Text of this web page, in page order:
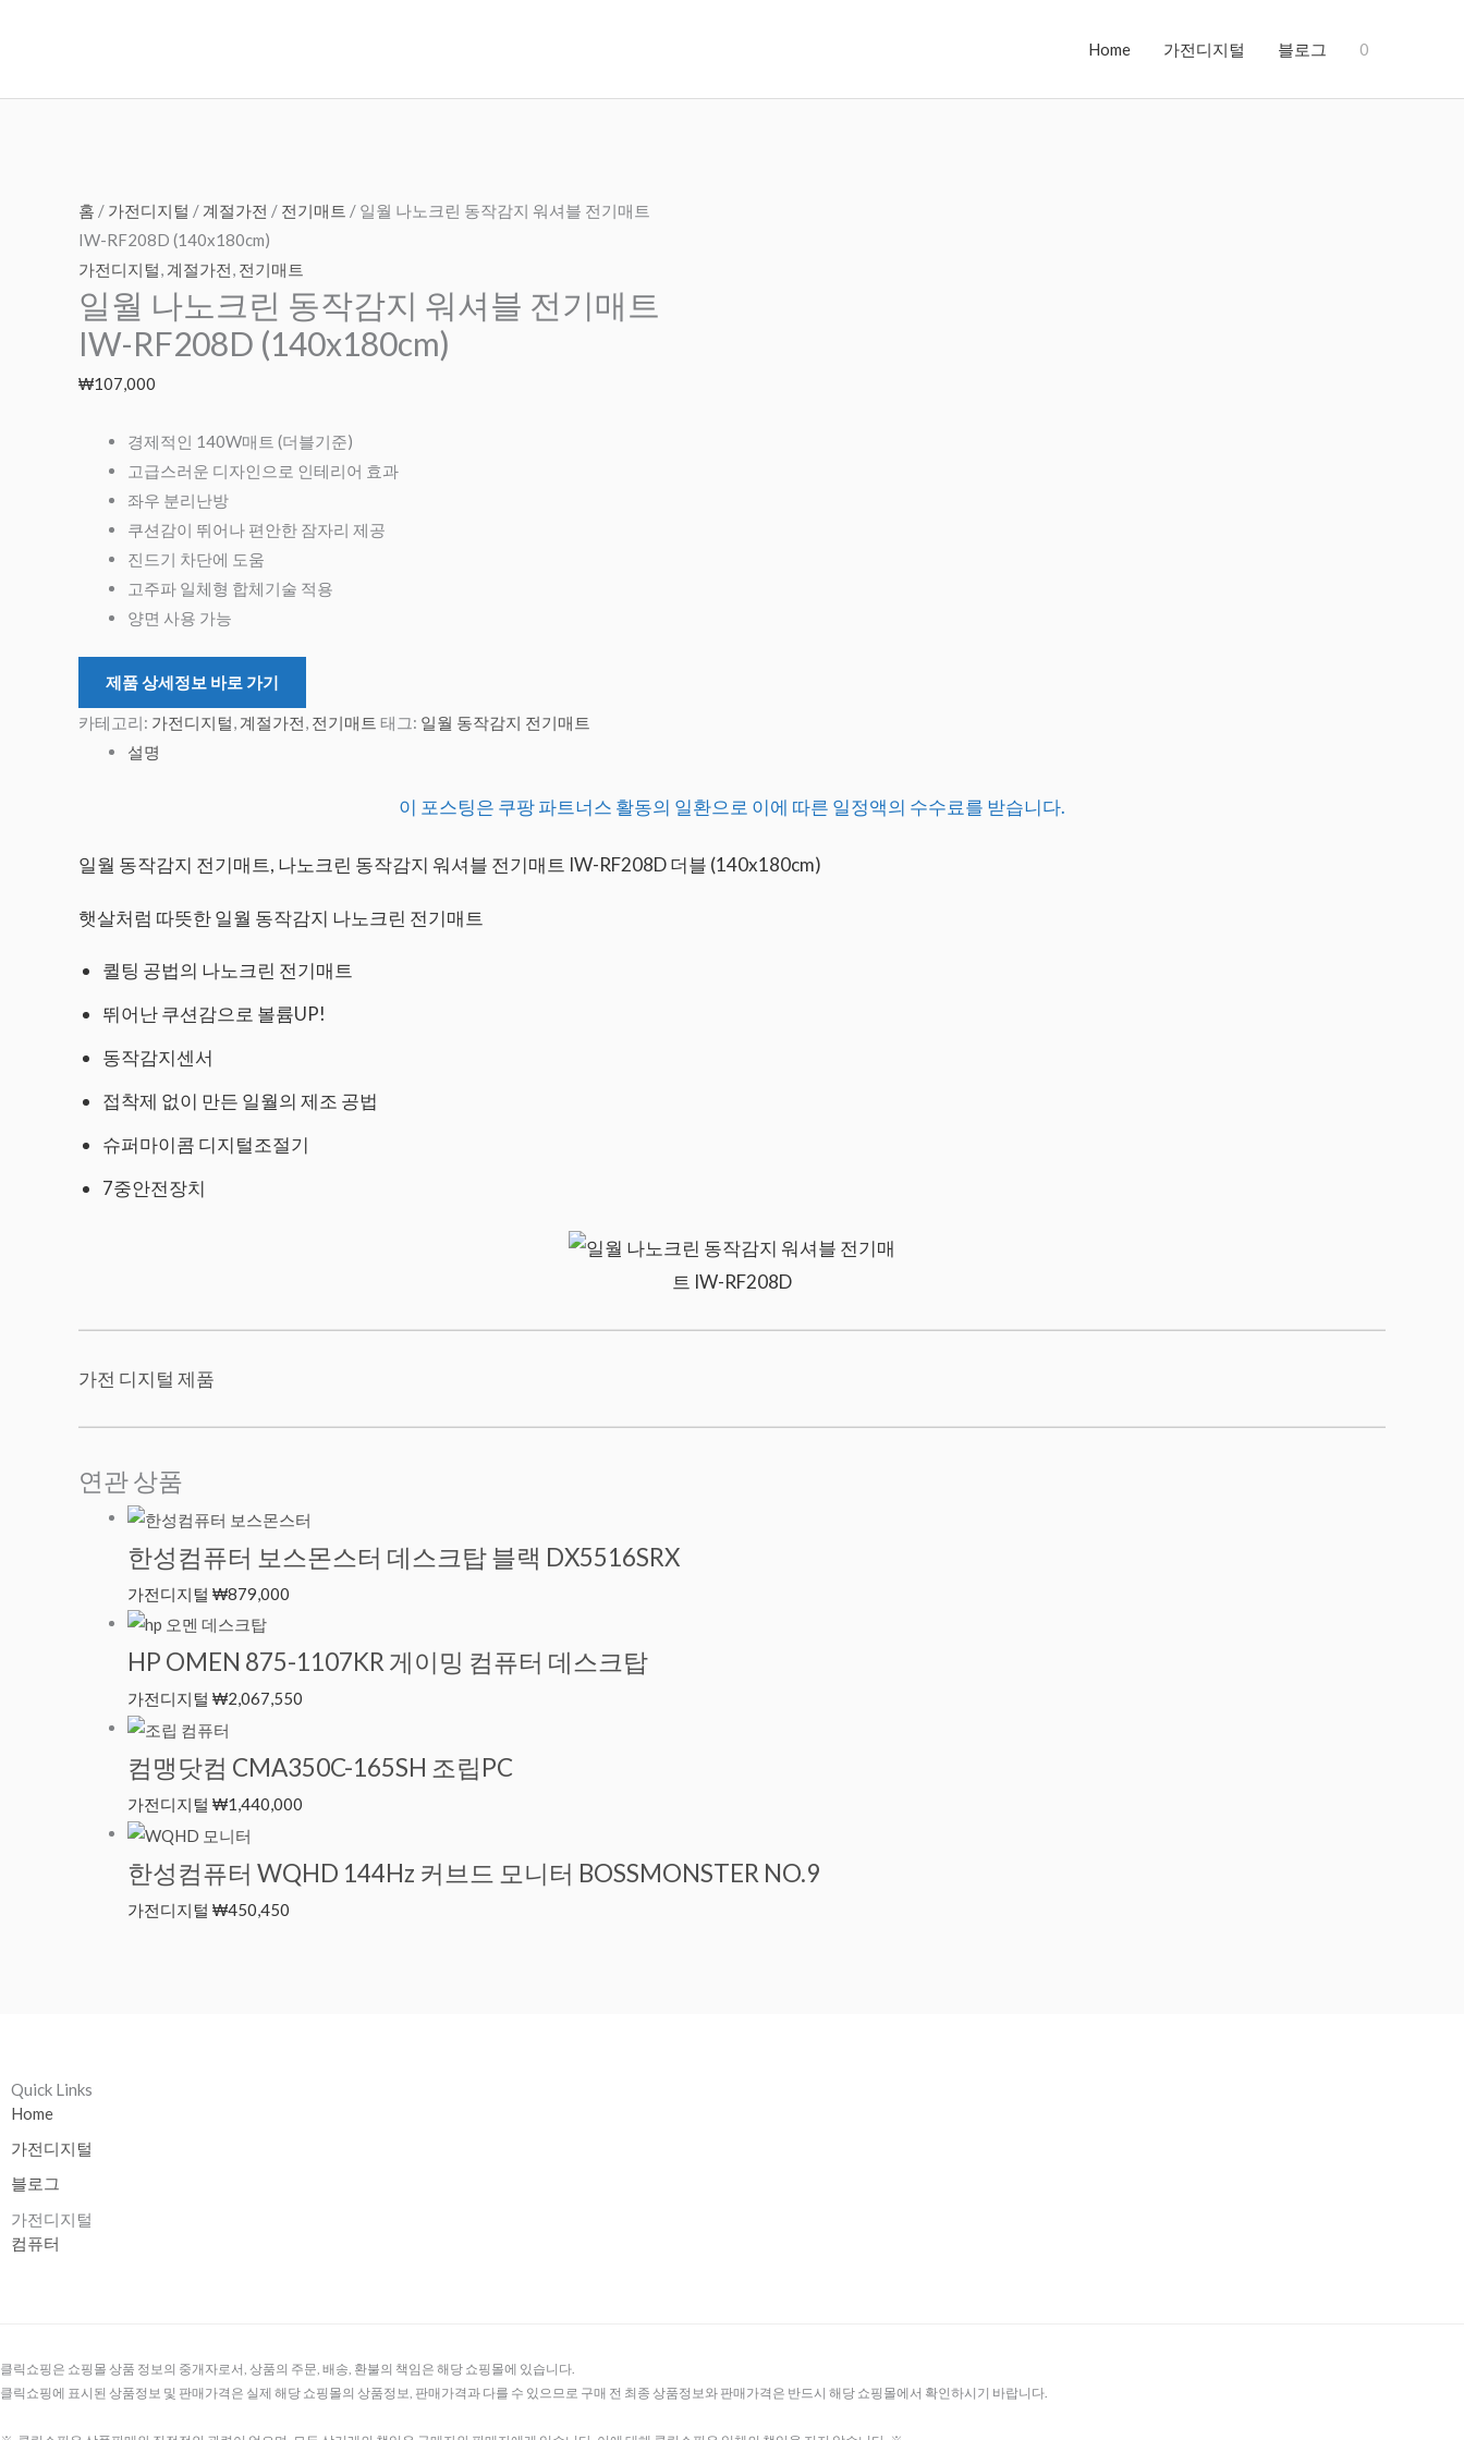
로
Home 가전디지털 블로그 0
홈 / 가전디지털 / 계절가전 / 전기매트 / 일월 나노크린 동작감지 워셔블 전기매트
IW-RF208D (140x180cm)
가전디지털, 계절가전, 전기매트
일월 나노크린 동작감지 워셔블 전기매트
IW-RF208D (140x180cm)
₩107,000
경제적인 140W매트 (더블기준)
고급스러운 디자인으로 인테리어 효과
좌우 분리난방
쿠션감이 뛰어나 편안한 잠자리 제공
진드기 차단에 도움
고주파 일체형 합체기술 적용
양면 사용 가능
제품 상세정보 바로 가기
카테고리: 가전디지털, 계절가전, 전기매트 태그: 일월 동작감지 전기매트
설명
이 포스팅은 쿠팡 파트너스 활동의 일환으로 이에 따른 일정액의 수수료를 받습니다.
일월 동작감지 전기매트, 나노크린 동작감지 워셔블 전기매트 IW-RF208D 더블 (140x180cm)
햇살처럼 따뜻한 일월 동작감지 나노크린 전기매트
퀼팅 공법의 나노크린 전기매트
뛰어난 쿠션감으로 볼륨UP!
동작감지센서
접착제 없이 만든 일월의 제조 공법
슈퍼마이콤 디지털조절기
7중안전장치
가전 디지털 제품
연관 상품
한성컴퓨터 보스몬스터 데스크탑 블랙 DX5516SRX
가전디지털 ₩879,000
HP OMEN 875-1107KR 게이밍 컴퓨터 데스크탑
가전디지털 ₩2,067,550
컴맹닷컴 CMA350C-165SH 조립PC
가전디지털 ₩1,440,000
한성컴퓨터 WQHD 144Hz 커브드 모니터 BOSSMONSTER NO.9
가전디지털 ₩450,450
Quick Links
Home
가전디지털
블로그
가전디지털
컴퓨터
클릭쇼핑은 쇼핑몰 상품 정보의 중개자로서, 상품의 주문, 배송, 환불의 책임은 해당 쇼핑몰에 있습니다.
클릭쇼핑에 표시된 상품정보 및 판매가격은 실제 해당 쇼핑몰의 상품정보, 판매가격과 다를 수 있으므로 구매 전 최종 상품정보와 판매가격은 반드시 해당 쇼핑몰에서 확인하시기 바랍니다.